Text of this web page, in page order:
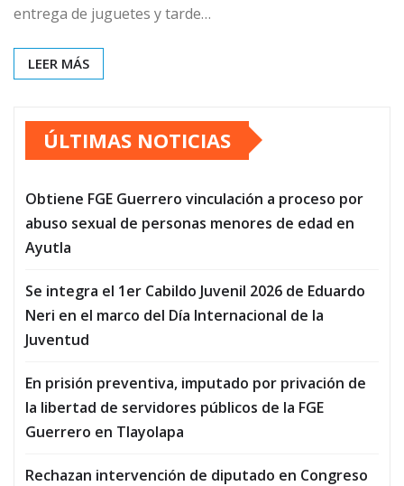
entrega de juguetes y tarde…
LEER MÁS
ÚLTIMAS NOTICIAS
Obtiene FGE Guerrero vinculación a proceso por
abuso sexual de personas menores de edad en
Ayutla
Se integra el 1er Cabildo Juvenil 2026 de Eduardo
Neri en el marco del Día Internacional de la
Juventud
En prisión preventiva, imputado por privación de
la libertad de servidores públicos de la FGE
Guerrero en Tlayolapa
Rechazan intervención de diputado en Congreso